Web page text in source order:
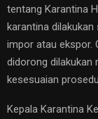
tentang Karantina
karantina
impor atau ekspor.
didorong dilakukan
kesesuaian
Kepala Karantina